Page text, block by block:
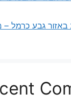
גבע כרמל –